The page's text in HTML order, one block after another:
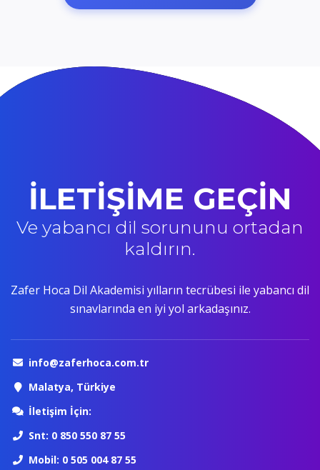
İLETİŞİME GEÇİN
Ve yabancı dil sorununu ortadan
kaldırın.
Zafer Hoca Dil Akademisi yılların tecrübesi ile yabancı dil
sınavlarında en iyi yol arkadaşınız.
info@zaferhoca.com.tr
Malatya, Türkiye
İletişim İçin:
Snt: 0 850 550 87 55
Mobil: 0 505 004 87 55